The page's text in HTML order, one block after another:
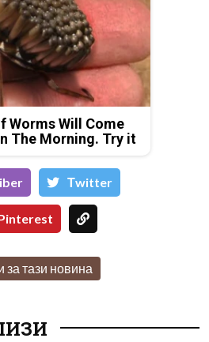
Worms Will Come
The Morning. Try it
Тwitter
за тази новина